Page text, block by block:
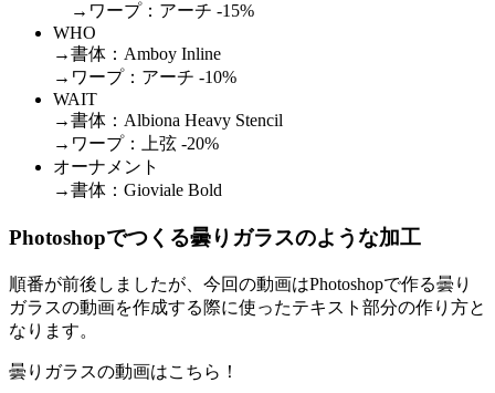
→ワープ：アーチ -15%
WHO
→書体：Amboy Inline
→ワープ：アーチ -10%
WAIT
→書体：Albiona Heavy Stencil
→ワープ：上弦 -20%
オーナメント
→書体：Gioviale Bold
Photoshopでつくる曇りガラスのような加工
順番が前後しましたが、今回の動画はPhotoshopで作る曇り
ガラスの動画を作成する際に使ったテキスト部分の作り方と
なります。
曇りガラスの動画はこちら！